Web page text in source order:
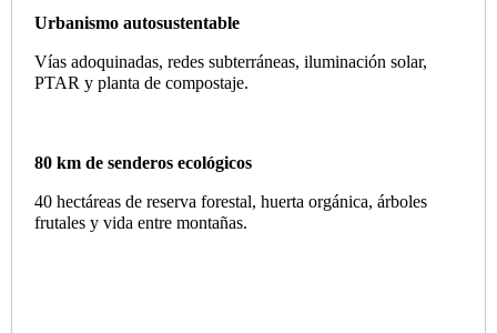
Urbanismo autosustentable
Vías adoquinadas, redes subterráneas, iluminación solar,
PTAR y planta de compostaje.
80 km de senderos ecológicos
40 hectáreas de reserva forestal, huerta orgánica, árboles
frutales y vida entre montañas.